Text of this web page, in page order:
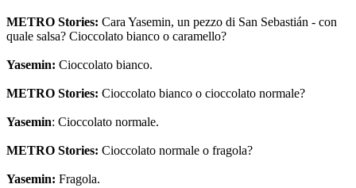
METRO Stories: Cara Yasemin, un pezzo di San Sebastián - con
quale salsa? Cioccolato bianco o caramello?
Yasemin: Cioccolato bianco.
METRO Stories: Cioccolato bianco o cioccolato normale?
Yasemin: Cioccolato normale.
METRO Stories: Cioccolato normale o fragola?
Yasemin: Fragola.